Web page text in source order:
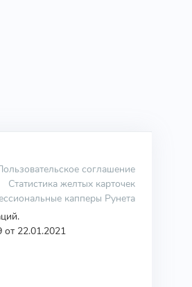
соглашение
Статистика желтых карточек
капперы Рунета
22.01.2021